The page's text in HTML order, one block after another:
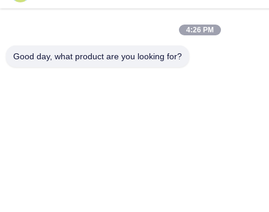
4:26 PM
Good day, what product are you looking for?